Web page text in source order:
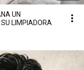
UN
SU LIMPIADORA